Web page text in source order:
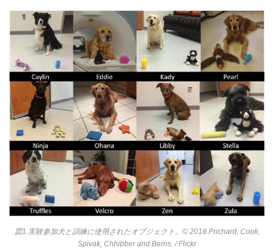
図1.実験参加犬と訓練に使用されたオブジェクト。 © 2018 Prichard, Cook,
Spivak, Chhibber and Berns. / Flickr